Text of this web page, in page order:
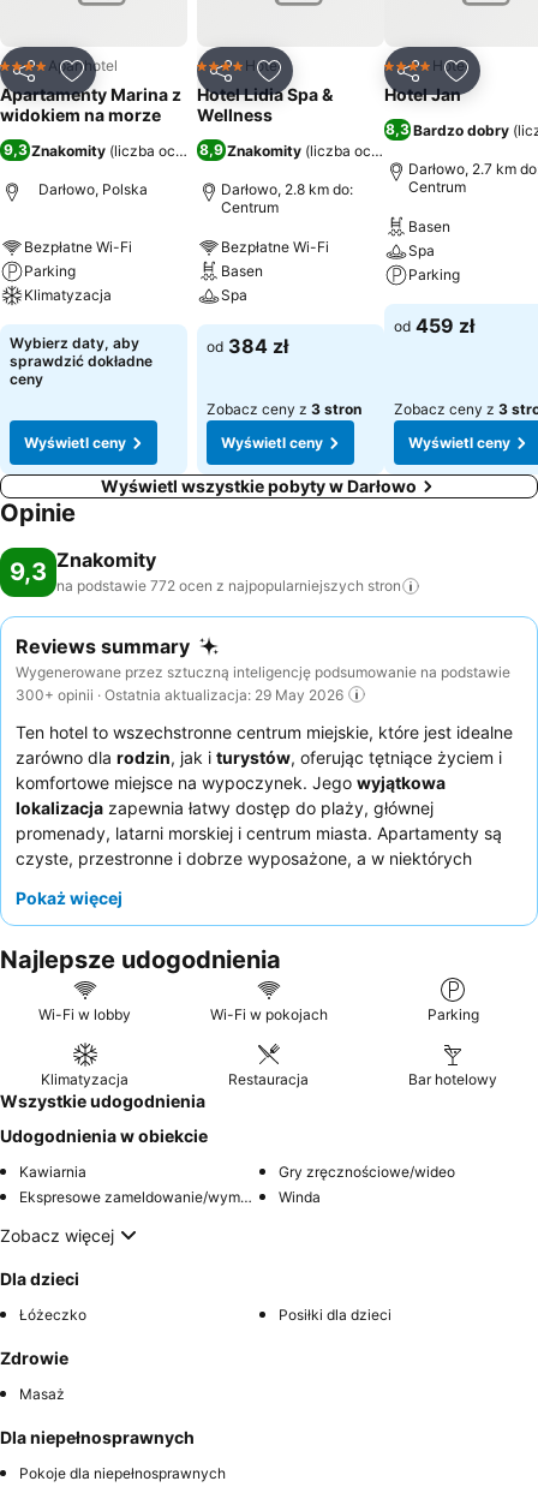
UdostępnijDodaj do ulubionych
4 KategoriaAparthotel
Apartamenty Marina z
widokiem na morze
9,3 Znakomity (liczba ocen: 772)
Darłowo, Polska
Bezpłatne Wi-Fi
Parking
Klimatyzacja
Wybierz daty, aby
sprawdzić dokładne
ceny
Wyświetl ceny
UdostępnijDodaj do ulubionych
4 Kategoria
Hotel
Hotel Lidia Spa &
Wellness
8,9 Znakomity (liczba ocen: 2550
Darłowo, 2.8 km do:
Centrum
Bezpłatne Wi-Fi
Basen
Spa
od 384 zł
Zobacz ceny z 3 stron
Wyświetl ceny
UdostępnijDodaj
4 Kategoria
Hotel
Hotel Jan
8,3Bardzo dobry (
Darłowo, 2.7 km
Centrum
Basen
Spa
Parking
od 459 zł
Zobacz ceny z 3
Wyświetl ceny
Wyświetl wszystkie pobyty w Darłowo
Opinie
9,3 Znakomity
na podstawie 772 ocen z najpopularniejszych stron
Reviews summary
Wygenerowane przez sztuczną inteligencję podsumowanie na podstawie
300+ opinii · Ostatnia aktualizacja: 29 May 2026
Ten hotel to wszechstronne centrum miejskie, które jest idealne
zarówno dla rodzin, jak i turystów, oferując tętniące życiem i
komfortowe miejsce na wypoczynek. Jego wyjątkowa
lokalizacja zapewnia łatwy dostęp do plaży, głównej
promenady, latarni morskiej i centrum miasta. Apartamenty są
czyste, przestronne i dobrze wyposażone, a w niektórych
prasowania. Goście konsekwentnie chwalą
która oferuje pyszne śniadania i wykwintne dania. Aby
zapewnić sobie naprawdę relaksujący pobyt, warto rozważyć
apartament zbalkonem
, z którego roztacza się malowniczy
Pokaż więcej
Najlepsze udogodnienia
Wi-Fi w lobby Wi-Fi w pokojach Parking
Klimatyzacja Restauracja Bar hotelowy
Wszystkie udogodnienia
Udogodnienia w obiekcie
Kawiarnia
Gry zręcznościowe/wideo
Ekspresowe zameldowanie/wymeldowanie
Winda
Zobacz więcej
Dla dzieci
Łóżeczko Posiłki dla dzieci
Zdrowie
Masaż
Dla niepełnosprawnych
Pokoje dla niepełnosprawnych